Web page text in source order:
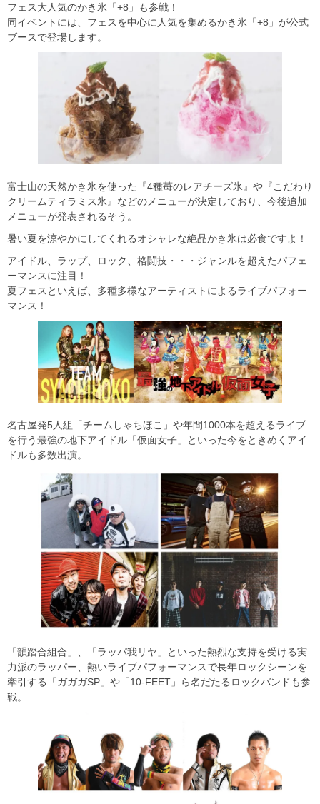
フェス大人気のかき氷「+8」も参戦！
同イベントには、フェスを中心に人気を集めるかき氷「+8」が公式
ブースで登場します。
富士山の天然かき氷を使った『4種苺のレアチーズ氷』や『こだわり
クリームティラミス氷』などのメニューが決定しており、今後追加
メニューが発表されるそう。
暑い夏を涼やかにしてくれるオシャレな絶品かき氷は必食ですよ！
アイドル、ラップ、ロック、格闘技・・・ジャンルを超えたパフェ
ーマンスに注目！
夏フェスといえば、多種多様なアーティストによるライブパフォー
マンス！
名古屋発5人組「チームしゃちほこ」や年間1000本を超えるライブ
を行う最強の地下アイドル「仮面女子」といった今をときめくアイ
ドルも多数出演。
「韻踏合組合」、「ラッパ我リヤ」といった熱烈な支持を受ける実
力派のラッパー、熱いライブパフォーマンスで長年ロックシーンを
牽引する「ガガガSP」や「10-FEET」ら名だたるロックバンドも参
戦。